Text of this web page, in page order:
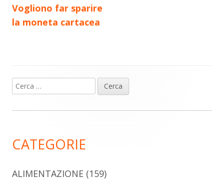
articoli
Vogliono far sparire
la moneta cartacea
Barra
laterale
Ricerca
per:
CATEGORIE
ALIMENTAZIONE (159)